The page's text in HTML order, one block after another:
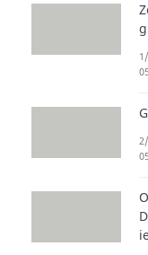
In
g